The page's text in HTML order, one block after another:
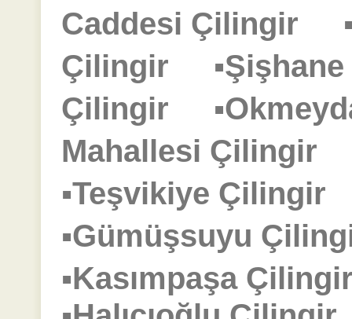
Caddesi Çilingir
Çilingir
Çilingir
Mahallesi Çilingir
▪Teşvikiye
▪Gümüşsuyu
▪Kasımpaşa